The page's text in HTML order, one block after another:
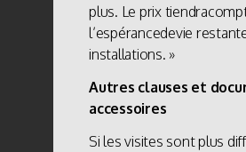
plus. Le prix
l’espérancedevie
installations. »
Autres clauses et
accessoires
Si les visites sont plus